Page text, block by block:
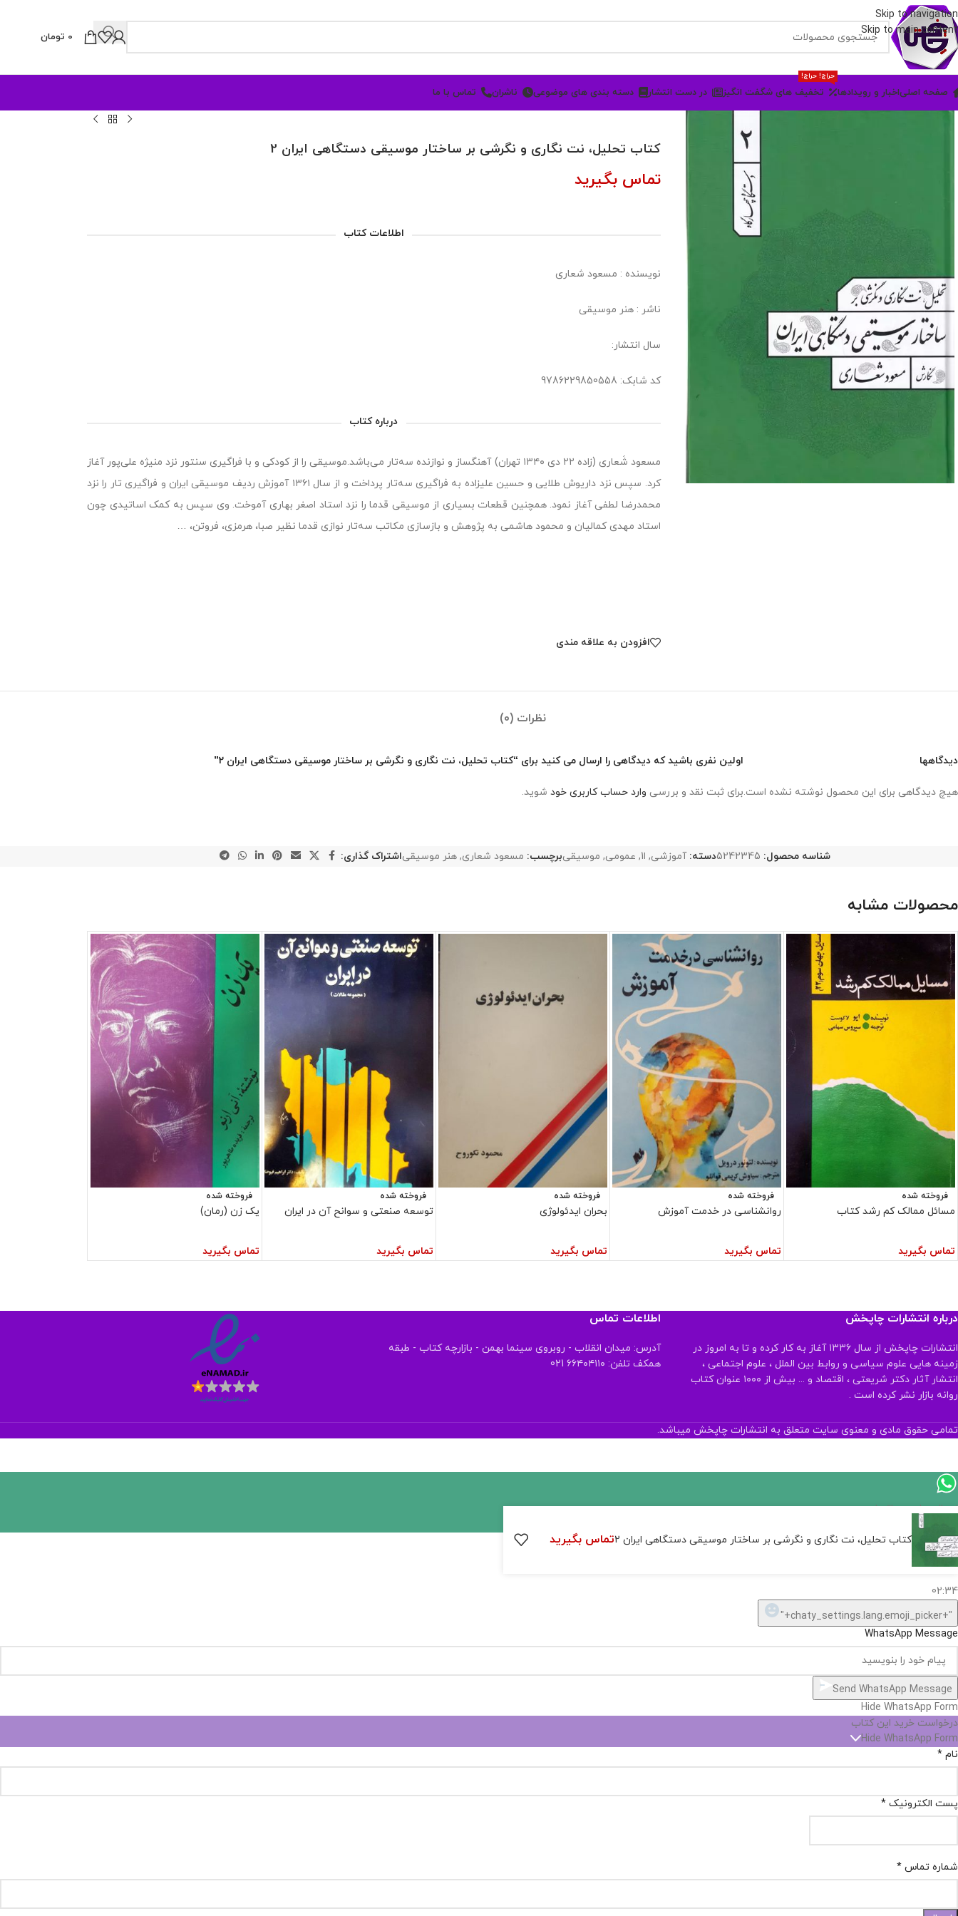
Skip to navigation
Skip to main content
0 تومان
صفحه اصلیاخبار و رویدادها تخفیف های شگفت انگیز
حراج! حراج!
در دست انتشار دسته بندی های موضوعی ناشران تماس با ما
کتاب تحلیل، نت نگاری و نگرشی بر ساختار موسیقی دستگاهی ایران 2
تماس بگیرید
اطلاعات کتاب
نویسنده : مسعود شعاری
ناشر : هنر موسیقی
سال انتشار:
کد شابک: 9786229850558
درباره کتاب
مسعود شَعاری (زاده ٢٢ دی ۱۳۴۰ تهران) آهنگساز و نوازنده سه‌تار می‌باشد.موسیقی را از کودکی و با فراگیری سنتور نزد منیژه علی‌پور آغاز
کرد. سپس نزد داریوش طلایی و حسين عليزاده به فراگیری سه‌تار پرداخت و از سال ۱۳۶۱ آموزش ردیف موسیقی ایران و فراگیری تار را نزد
محمدرضا لطفی آغاز نمود. همچنین قطعات بسیاری از موسیقی قدما را نزد استاد اصغر بهاری آموخت. وی سپس به کمک اساتیدی چون
استاد مهدی کمالیان و محمود هاشمی به پژوهش و بازسازی مکاتب سه‌تار نوازی قدما نظیر صبا، هرمزی، فروتن، …
افزودن به علاقه مندی
نظرات (0)
دیدگاهها
هیچ دیدگاهی برای این محصول نوشته نشده است.
اولین نفری باشید که دیدگاهی را ارسال می کنید برای “کتاب تحلیل، نت نگاری و نگرشی بر ساختار موسیقی دستگاهی ایران 2”
برای ثبت نقد و بررسی وارد حساب کاربری خود شوید.
شناسه محصول: 5242345دسته: آموزشی, ا1 , عمومی, موسیقیبرچسب: مسعود شعاری, هنر موسیقیاشتراک گذاری:
محصولات مشابه
فروخته شده
مسائل ممالک کم رشد کتاب
تماس بگیرید
فروخته شده
روانشناسی در خدمت آموزش
تماس بگیرید
فروخته شده
بحران ایدئولوژی
تماس بگیرید
فروخته شده
توسعه صنعتی و سوانح آن در ایران
تماس بگیرید
فروخته شده
یک زن (رمان)
تماس بگیرید
درباره انتشارات چاپخش
انتشارات چاپخش از سال ۱۳۳۶ آغاز به کار کرده و تا به امروز در
زمینه هایی علوم سیاسی و روابط بین الملل ، علوم اجتماعی ،
انتشار آثار دکتر شریعتی ، اقتصاد و ... بیش از ۱۰۰۰ عنوان کتاب
روانه بازار نشر کرده است .
اطلاعات تماس
آدرس: میدان انقلاب - روبروی سینما بهمن - بازارچه کتاب - طبقه
همکف تلفن: ۶۶۴۰۴۱۱۰ 021
تمامی حقوق مادی و معنوی سایت متعلق به انتشارات چاپخش میباشد.
کتاب تحلیل، نت نگاری و نگرشی بر ساختار موسیقی دستگاهی ایران 2 تماس بگیرید
ارسال پیام در واتساپ
کارشناس فروش
سلام, چطور میتونم کمکتون کنم؟
02:34
"+chaty_settings.lang.emoji_picker+"
WhatsApp Message
Send WhatsApp Message
Hide WhatsApp Form
درخواست خرید این کتاب
Hide WhatsApp Form
نام *
پست الکترونیک *
شماره تماس *